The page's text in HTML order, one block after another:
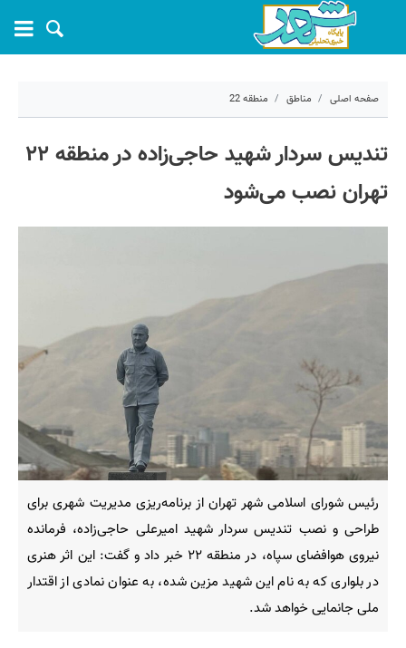
صفحه اصلی مناطق منطقه 22
تندیس سردار شهید حاجی‌زاده در منطقه ۲۲
تهران نصب می‌شود
رئیس شورای اسلامی شهر تهران از برنامه‌ریزی مدیریت شهری برای
طراحی و نصب تندیس سردار شهید امیرعلی حاجی‌زاده، فرمانده
نیروی هوافضای سپاه، در منطقه ۲۲ خبر داد و گفت: این اثر هنری
در بلواری که به نام این شهید مزین شده، به عنوان نمادی از اقتدار
ملی جانمایی خواهد شد.